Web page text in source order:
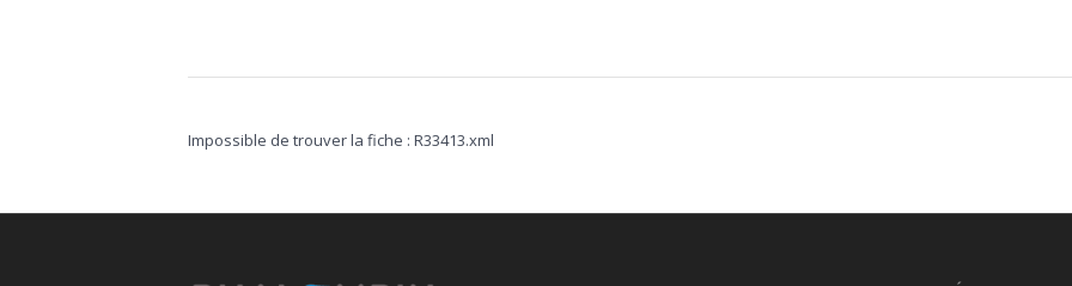
Impossible de trouver la fiche : R33413.xml